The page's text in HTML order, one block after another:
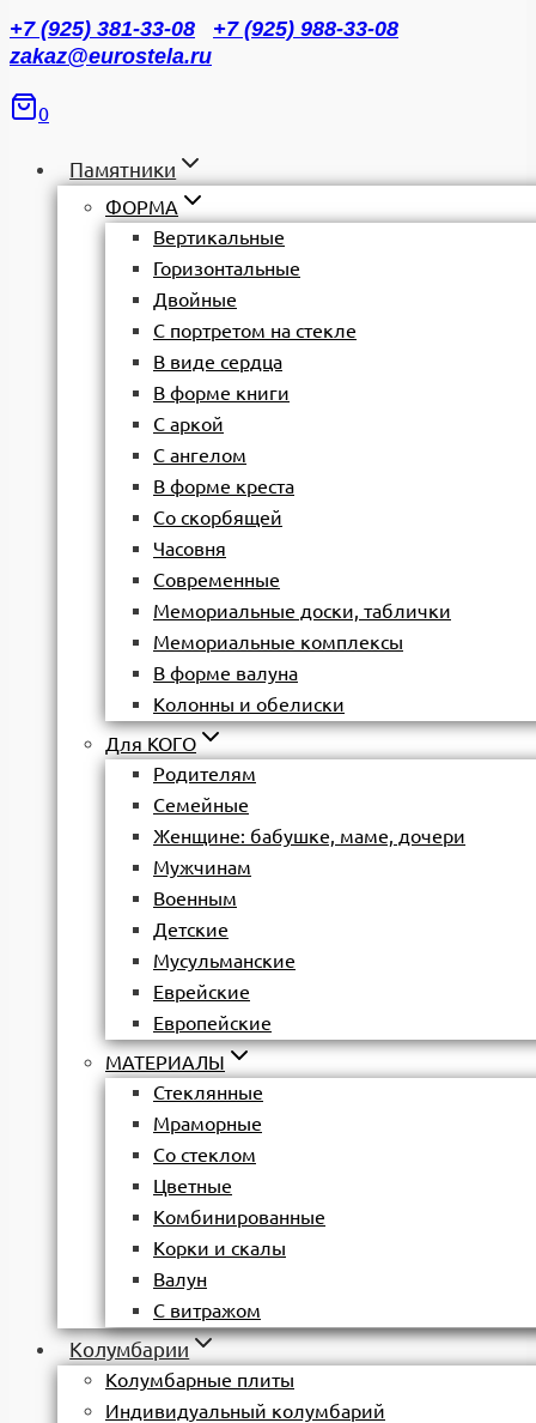
+7 (925) 381-33-08
+7 (925) 988-33-08
zakaz@eurostela.ru
0
Памятники
ФОРМА
Вертикальные
Горизонтальные
Двойные
С портретом на стекле
В виде сердца
В форме книги
С аркой
С ангелом
В форме креста
Со скорбящей
Часовня
Современные
Мемориальные доски, таблички
Мемориальные комплексы
В форме валуна
Колонны и обелиски
Для КОГО
Родителям
Семейные
Женщине: бабушке, маме, дочери
Мужчинам
Военным
Детские
Мусульманские
Еврейские
Европейские
МАТЕРИАЛЫ
Стеклянные
Мраморные
Со стеклом
Цветные
Комбинированные
Корки и скалы
Валун
С витражом
Колумбарии
Колумбарные плиты
Индивидуальный колумбарий